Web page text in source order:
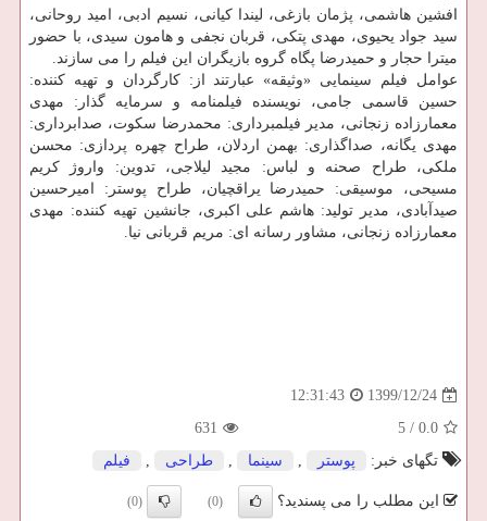
افشین هاشمی، پژمان بازغی، لیندا کیانی، نسیم ادبی، امید روحانی،
سید جواد یحیوی، مهدی پتکی، قربان نجفی و هامون سیدی، با حضور
میترا حجار و حمیدرضا پگاه گروه بازیگران این فیلم را می سازند.
عوامل فیلم سینمایی «وثیقه» عبارتند از: کارگردان و تهیه کننده:
حسین قاسمی جامی، نویسنده فیلمنامه و سرمایه گذار: مهدی
معمارزاده زنجانی، مدیر فیلمبرداری: محمدرضا سکوت، صدابرداری:
مهدی یگانه، صداگذاری: بهمن اردلان، طراح چهره پردازی: محسن
ملکی، طراح صحنه و لباس: مجید لیلاجی، تدوین: واروژ کریم
مسیحی، موسیقی: حمیدرضا یراقچیان، طراح پوستر: امیرحسین
صیدآبادی، مدیر تولید: هاشم علی اکبری، جانشین تهیه کننده: مهدی
معمارزاده زنجانی، مشاور رسانه ای: مریم قربانی نیا.
1399/12/24
12:31:43
0.0
/
5
631
تگهای خبر:
پوستر , سینما , طراحی , فیلم
این مطلب را می پسندید؟ (0)
(0)